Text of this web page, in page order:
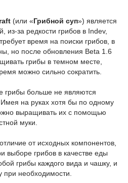
(или «Грибной суп») является
из-за редкости грибов в Indev,
время на поиски грибов, в
но после обновления Beta 1.6
грибы в темном месте,
можно сильно сократить.
грибы больше не являются
на руках хотя бы по одному
выращивать их с помощью
муки.
от исходных компонентов,
выборе грибов в качестве еды
грибы каждого вида и чашку, и
при необходимости.